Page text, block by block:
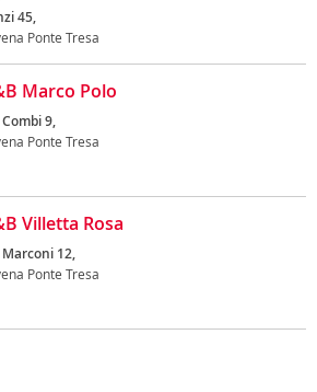
45,
Ponte Tresa
Marco Polo
9,
Ponte Tresa
Villetta Rosa
Marconi 12,
Ponte Tresa